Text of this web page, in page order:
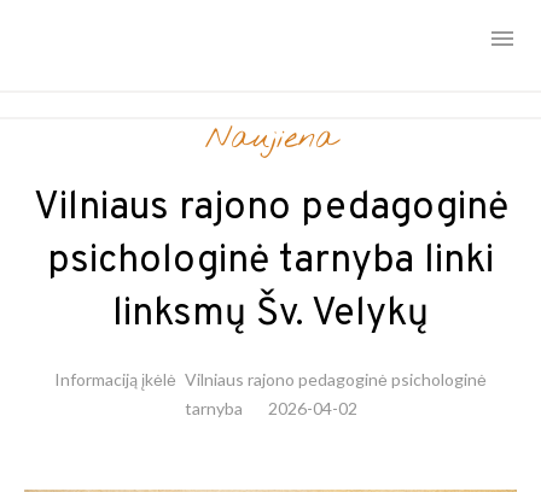
Naujiena
Vilniaus rajono pedagoginė
psichologinė tarnyba linki
linksmų Šv. Velykų
Informaciją įkėlė Vilniaus rajono pedagoginė psichologinė
tarnyba
2026-04-02